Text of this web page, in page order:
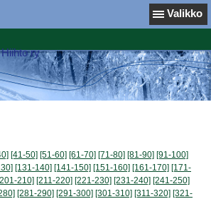
Valikko
ry
[41-50] [51-60] [61-70] [71-80] [81-90] [91-100]
[131-140] [141-150] [151-160] [161-170] [171-
210] [211-220] [221-230] [231-240] [241-250]
[281-290] [291-300] [301-310] [311-320] [321-